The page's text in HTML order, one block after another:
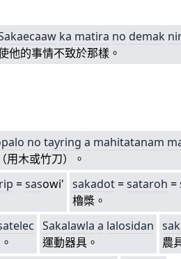
ka matira no demak
他的事情不致於那樣。
o no tayring a mahitatanam
用木或竹刀）。
=sasowi' sakadot=sataroh =
櫓槳。
Sakalawla a lalosidan
運動器具。
農